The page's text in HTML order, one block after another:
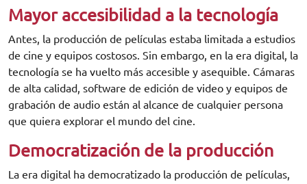
Mayor accesibilidad a la tecnología
Antes, la producción de películas estaba limitada a estudios
de cine y equipos costosos. Sin embargo, en la era digital, la
tecnología se ha vuelto más accesible y asequible. Cámaras
de alta calidad, software de edición de video y equipos de
grabación de audio están al alcance de cualquier persona
que quiera explorar el mundo del cine.
Democratización de la producción
La era digital ha democratizado la producción de películas,